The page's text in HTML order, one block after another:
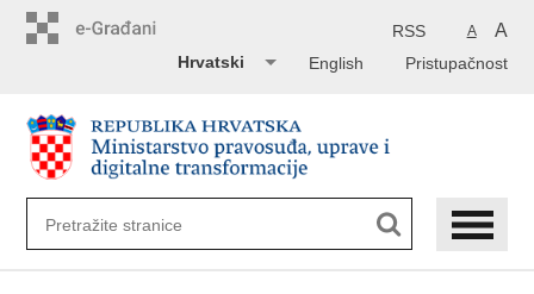
A A
RSS
Pristupačnost
English
Hrvatski